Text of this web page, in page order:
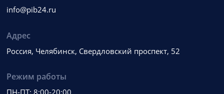
info@pib24.ru
Адрес
Россия, Челябинск, Свердловский проспект, 52
Режим работы